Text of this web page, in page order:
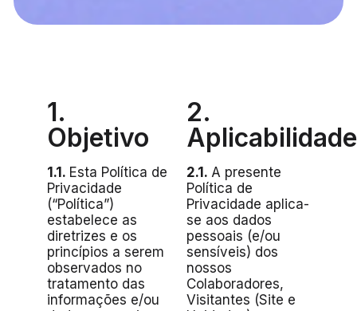
1.
Objetivo
1.1. Esta Política de
Privacidade
(“Política”)
estabelece as
diretrizes e os
princípios a serem
observados no
tratamento das
informações e/ou
2.
Aplicabilidade
2.1. A presente
Política de
Privacidade aplica-
se aos dados
pessoais (e/ou
sensíveis) dos
nossos
Colaboradores,
Visitantes (Site e